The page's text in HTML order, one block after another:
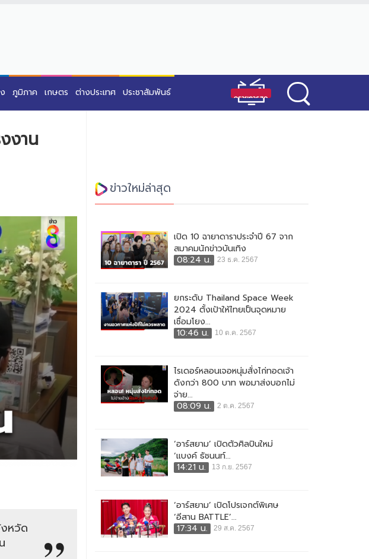
ภูมิภาค เกษตร ต่างประเทศ ประชาสัมพันธ์
งาน
หวัด
ข่าวใหม่ล่าสุด
เปิด 10 ฉายาดาราประจำปี 67 จาก
สมาคมนักข่าวบันเทิง
08:24 น.
23 ธ.ค. 2567
ยกระดับ Thailand Space Week
2024 ตั้งเป้าให้ไทยเป็นจุดหมาย
เชื่อมโยง...
10:46 น.
10 ต.ค. 2567
ไรเดอร์หลอนเจอหนุ่มสั่งไก่ทอดเจ้า
ดังกว่า 800 บาท พอมาส่งบอกไม่
จ่าย...
08:09 น.
2 ต.ค. 2567
‘อาร์สยาม’ เปิดตัวศิลปินใหม่
‘แบงค์ ธัชนนท์...
14:21 น.
13 ก.ย. 2567
‘อาร์สยาม’ เปิดโปรเจกต์พิเศษ
‘อีสาน BATTLE’...
17:34 น.
29 ส.ค. 2567